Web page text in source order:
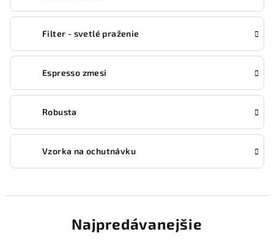
Filter - svetlé praženie
Espresso zmesi
Robusta
Vzorka na ochutnávku
Najpredávanejšie